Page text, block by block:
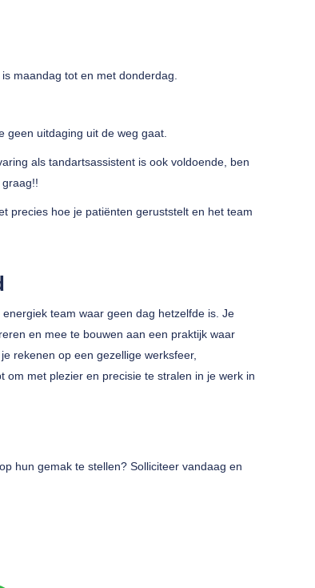
maandag tot en met donderdag.
geen uitdaging uit de weg gaat.
als tandartsassistent is ook voldoende, ben
precies hoe je patiënten geruststelt en het team
team waar geen dag hetzelfde is. Je
en mee te bouwen aan een praktijk waar
rekenen op een gezellige werksfeer,
met plezier en precisie te stralen in je werk in
hun gemak te stellen? Solliciteer vandaag en